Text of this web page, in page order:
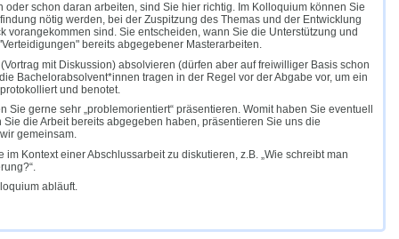
schon daran arbeiten, sind Sie hier richtig. Im Kolloquium können Sie
nötig werden, bei der Zuspitzung des Themas und der Entwicklung
sind. Sie entscheiden, wann Sie die Unterstützung und
bereits abgegebener Masterarbeiten.
mit Diskussion) absolvieren (dürfen aber auf freiwilliger Basis schon
Bachelorabsolvent*innen tragen in der Regel vor der Abgabe vor, um ein
und benotet.
gerne sehr „problemorientiert“ präsentieren. Womit haben Sie eventuell
die Arbeit bereits abgegeben haben, präsentieren Sie uns die
gemeinsam.
Kontext einer Abschlussarbeit zu diskutieren, z.B. „Wie schreibt man
abläuft.